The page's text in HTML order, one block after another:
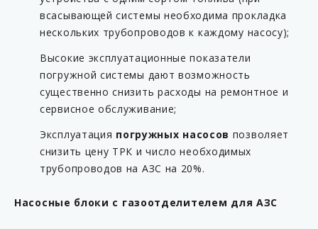
всасывающей системы необходима прокладка
нескольких трубопроводов к каждому насосу);
Высокие эксплуатационные показатели
погружной системы дают возможность
существенно снизить расходы на ремонтное и
сервисное обслуживание;
Эксплуатация погружных насосов позволяет
снизить цену ТРК и число необходимых
трубопроводов на АЗС на 20%.
Насосные блоки с газоотделителем для АЗС